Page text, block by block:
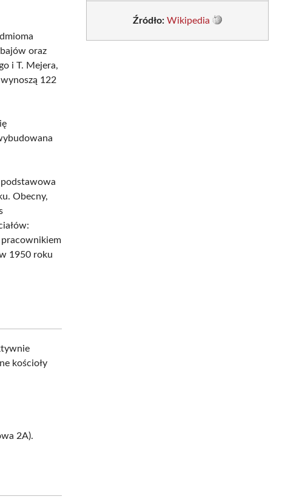
oraz
i T. Mejera,
122
podstawowa
Obecny,
1950 roku
kościoły
2A).
Źródło: Wikipedia